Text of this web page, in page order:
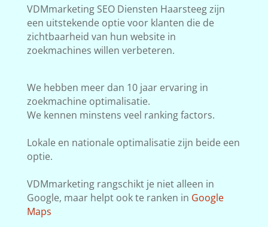
VDMmarketing SEO Diensten Haarsteeg zijn
een uitstekende optie voor klanten die de
zichtbaarheid van hun website in
zoekmachines willen verbeteren.
We hebben meer dan 10 jaar ervaring in
zoekmachine optimalisatie.
We kennen minstens veel ranking factors.
Lokale en nationale optimalisatie zijn beide een
optie.
VDMmarketing rangschikt je niet alleen in
Google, maar helpt ook te ranken in Google
Maps